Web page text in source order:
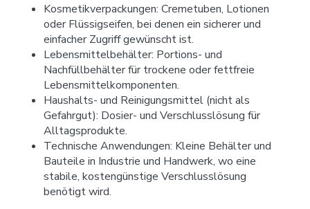
Kosmetikverpackungen: Cremetuben, Lotionen
oder Flüssigseifen, bei denen ein sicherer und
einfacher Zugriff gewünscht ist.
Lebensmittelbehälter: Portions- und
Nachfüllbehälter für trockene oder fettfreie
Lebensmittelkomponenten.
Haushalts- und Reinigungsmittel (nicht als
Gefahrgut): Dosier- und Verschlusslösung für
Alltagsprodukte.
Technische Anwendungen: Kleine Behälter und
Bauteile in Industrie und Handwerk, wo eine
stabile, kostengünstige Verschlusslösung
benötigt wird.